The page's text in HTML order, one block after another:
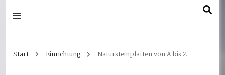
Start Einrichtung Natursteinplatten von A bis Z